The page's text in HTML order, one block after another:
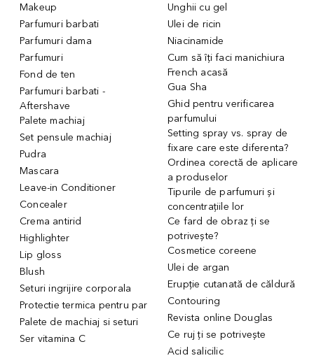
Makeup
Parfumuri barbati
Parfumuri dama
Parfumuri
Fond de ten
Parfumuri barbati -
Aftershave
Palete machiaj
Set pensule machiaj
Pudra
Mascara
Leave-in Conditioner
Concealer
Crema antirid
Highlighter
Lip gloss
Blush
Seturi ingrijire corporala
Protectie termica pentru par
Palete de machiaj si seturi
Ser vitamina C
Unghii cu gel
Ulei de ricin
Niacinamide
Cum să îți faci manichiura
French acasă
Gua Sha
Ghid pentru verificarea
parfumului
Setting spray vs. spray de
fixare care este diferenta?
Ordinea corectă de aplicare
a produselor
Tipurile de parfumuri și
concentrațiile lor
Ce fard de obraz ți se
potrivește?
Cosmetice coreene
Ulei de argan
Erupție cutanată de căldură
Contouring
Revista online Douglas
Ce ruj ți se potrivește
Acid salicilic